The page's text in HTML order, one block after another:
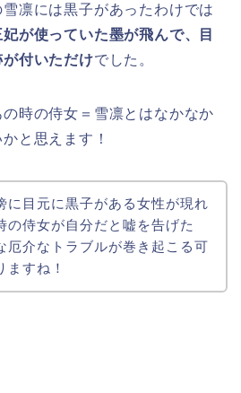
凛には黒子があったわけでは
が使っていた墨が飛んで、目
付いただけでした。
時の侍女＝雪凛とはなかなか
と思えます！
に目元に黒子がある女性が現れ
の侍女が自分だと嘘を告げた
厄介なトラブルが巻き起こる可
ますね！